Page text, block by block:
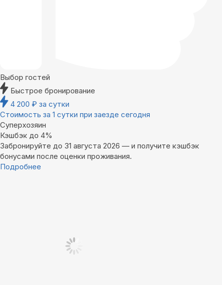
Выбор гостей
Быстрое бронирование
4 200 ₽ за сутки
Стоимость за 1 сутки при заезде сегодня
Суперхозяин
Кэшбэк до 4%
Забронируйте до 31 августа 2026 — и получите кэшбэк
бонусами после оценки проживания.
Подробнее